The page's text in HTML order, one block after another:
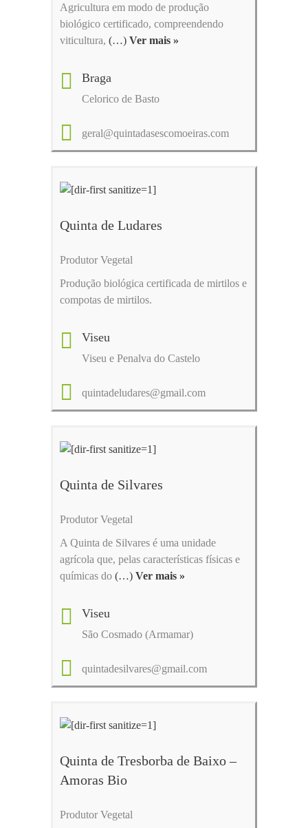
Agricultura em modo de produção
biológico certificado, compreendendo
viticultura, (…) Ver mais »
Braga
Celorico de Basto
geral@quintadasescomoeiras.com
Quinta de Ludares
Produtor Vegetal
Produção biológica certificada de mirtilos e
compotas de mirtilos.
Viseu
Viseu e Penalva do Castelo
quintadeludares@gmail.com
Quinta de Silvares
Produtor Vegetal
A Quinta de Silvares é uma unidade
agrícola que, pelas características físicas e
químicas do (…) Ver mais »
Viseu
São Cosmado (Armamar)
quintadesilvares@gmail.com
Quinta de Tresborba de Baixo –
Amoras Bio
Produtor Vegetal